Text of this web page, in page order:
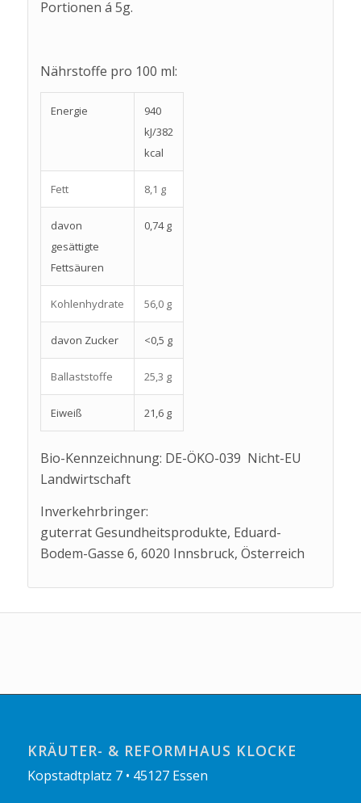
Portionen á 5g.
Nährstoffe pro 100 ml:
Energie
940
kJ/382
kcal
Fett 8,1 g
davon
gesättigte
Fettsäuren
0,74 g
Kohlenhydrate 56,0 g
davon Zucker <0,5 g
Ballaststoffe 25,3 g
Eiweiß 21,6 g
Bio-Kennzeichnung: DE-ÖKO-039 Nicht-EU
Landwirtschaft
Inverkehrbringer:
guterrat Gesundheitsprodukte, Eduard-
Bodem-Gasse 6, 6020 Innsbruck, Österreich
KRÄUTER- & REFORMHAUS KLOCKE
Kopstadtplatz 7 • 45127 Essen